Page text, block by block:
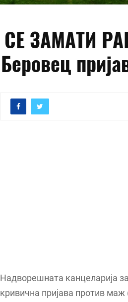
СЕ ЗАМАТИ
Беровец
Надворешната канцеларија
кривична пријава против